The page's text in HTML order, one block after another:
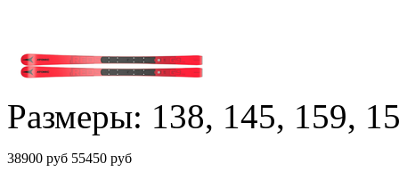
Размеры: 138, 145, 159,
38900 руб 55450 руб